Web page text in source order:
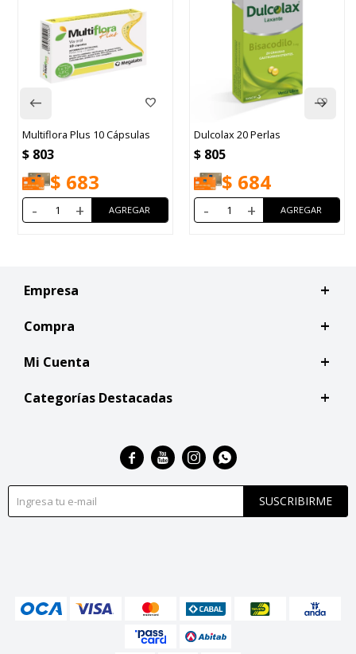
Multiflora Plus 10 Cápsulas
$ 803
$ 683
- +
Dulcolax 20 Perlas
$ 805
$ 684
- +
Empresa
Compra
Mi Cuenta
Categorías Destacadas
SUSCRIBIRME
   